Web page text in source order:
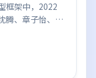
框架中，2022
腾、章子怡、黄
质偏中国香港